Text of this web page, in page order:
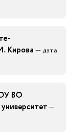
Кирова — дата
ВО
—